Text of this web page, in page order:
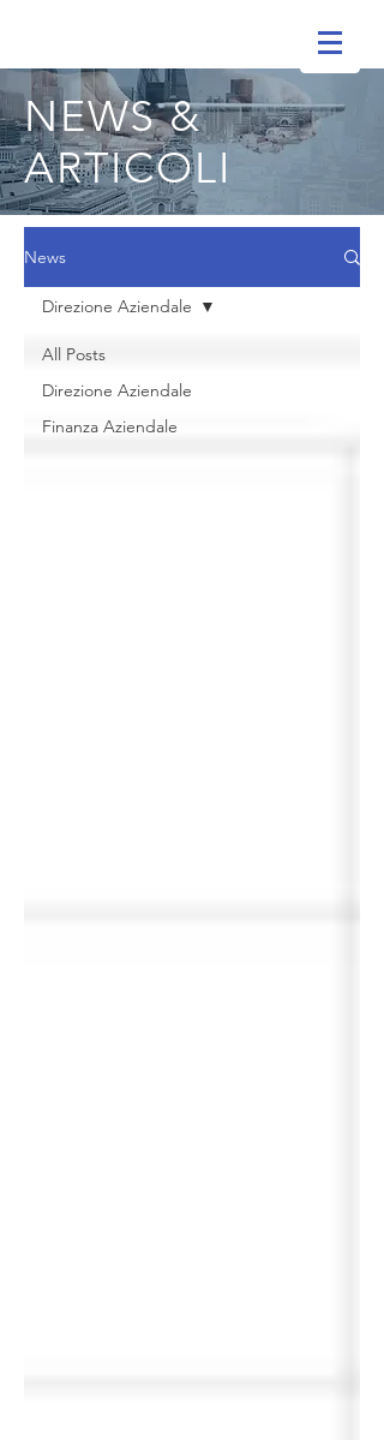
NEWS &
ARTICOLI
News
All Posts
Direzione Aziendale
Finanza Aziendale
Direzione Aziendale